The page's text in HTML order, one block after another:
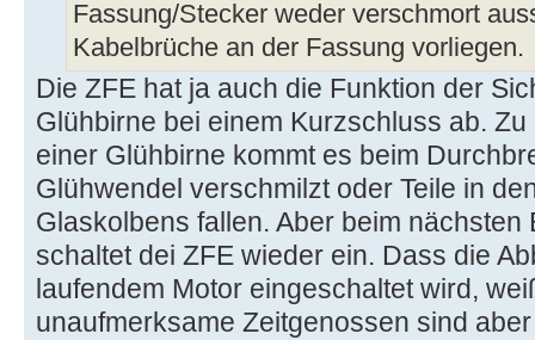
Fassung/Stecker weder verschmort
Kabelbrüche an der Fassung vorliegen.
Die ZFE hat ja auch die Funktion der
Glühbirne bei einem Kurzschluss ab.
einer Glühbirne kommt es beim
Glühwendel verschmilzt oder Teile in
Glaskolbens fallen. Aber beim
schaltet dei ZFE wieder ein. Dass die
laufendem Motor eingeschaltet wird,
unaufmerksame Zeitgenossen sind